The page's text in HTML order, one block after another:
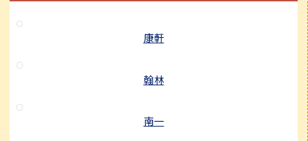
康軒
翰林
南一